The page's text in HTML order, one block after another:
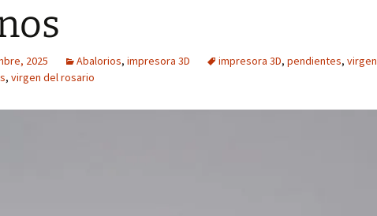
2025 Abalorios, impresora 3D impresora 3D, pendientes, virgen
, virgen del rosario